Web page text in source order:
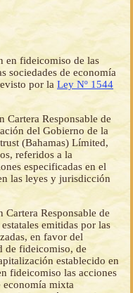
en fideicomiso de las
sociedades de economía
por la Ley Nº 1544
Cartera Responsable de
del Gobierno de la
(Bahamas) Límited,
referidos a la
especificadas en el
las leyes y jurisdicción
Responsable de
emitidas por las
en favor del
de fideicomiso, de
establecido en
fideicomiso las acciones
economía mixta